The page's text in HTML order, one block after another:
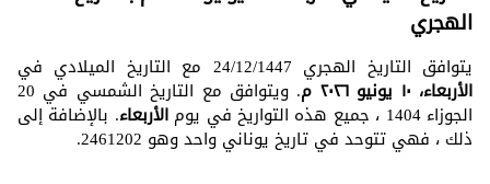
الهجري
يتوافق التاريخ الهجري 24/12/1447 مع التاريخ الميلادي في
الأربعاء، ١٠ يونيو ٢٠٢٦ م . ويتوافق مع التاريخ الشمسي في 20
الجوزاء 1404 ، جميع هذه التواريخ في يوم الأربعاء. بالإضافة إلى
ذلك ، فهي تتوحد في تاريخ يوناني واحد وهو 2461202.